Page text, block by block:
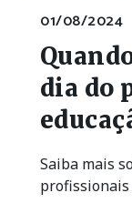
01/08/2024
dia do
Saiba mais
profissionais